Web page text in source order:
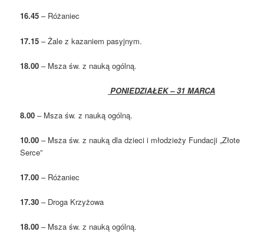
16.45 – Różaniec
17.15– Żale z kazaniem pasyjnym.
18.00 – Msza św. z nauką ogólną.
PONIEDZIAŁEK – 31 MARCA
8.00– Msza św. z nauką ogólną.
10.00 – Msza św. z nauką dla dzieci i młodzieży Fundacji „Złote
Serce”
17.00 – Różaniec
17.30 – Droga Krzyżowa
18.00 – Msza św. z nauką ogólną.